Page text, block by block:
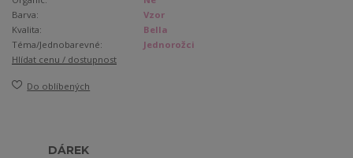
Barva:
Vzor
Kvalita:
Bella
Téma/Jednobarevné:
Jednorožci
Hlídat cenu / dostupnost
Do oblíbených
DÁREK